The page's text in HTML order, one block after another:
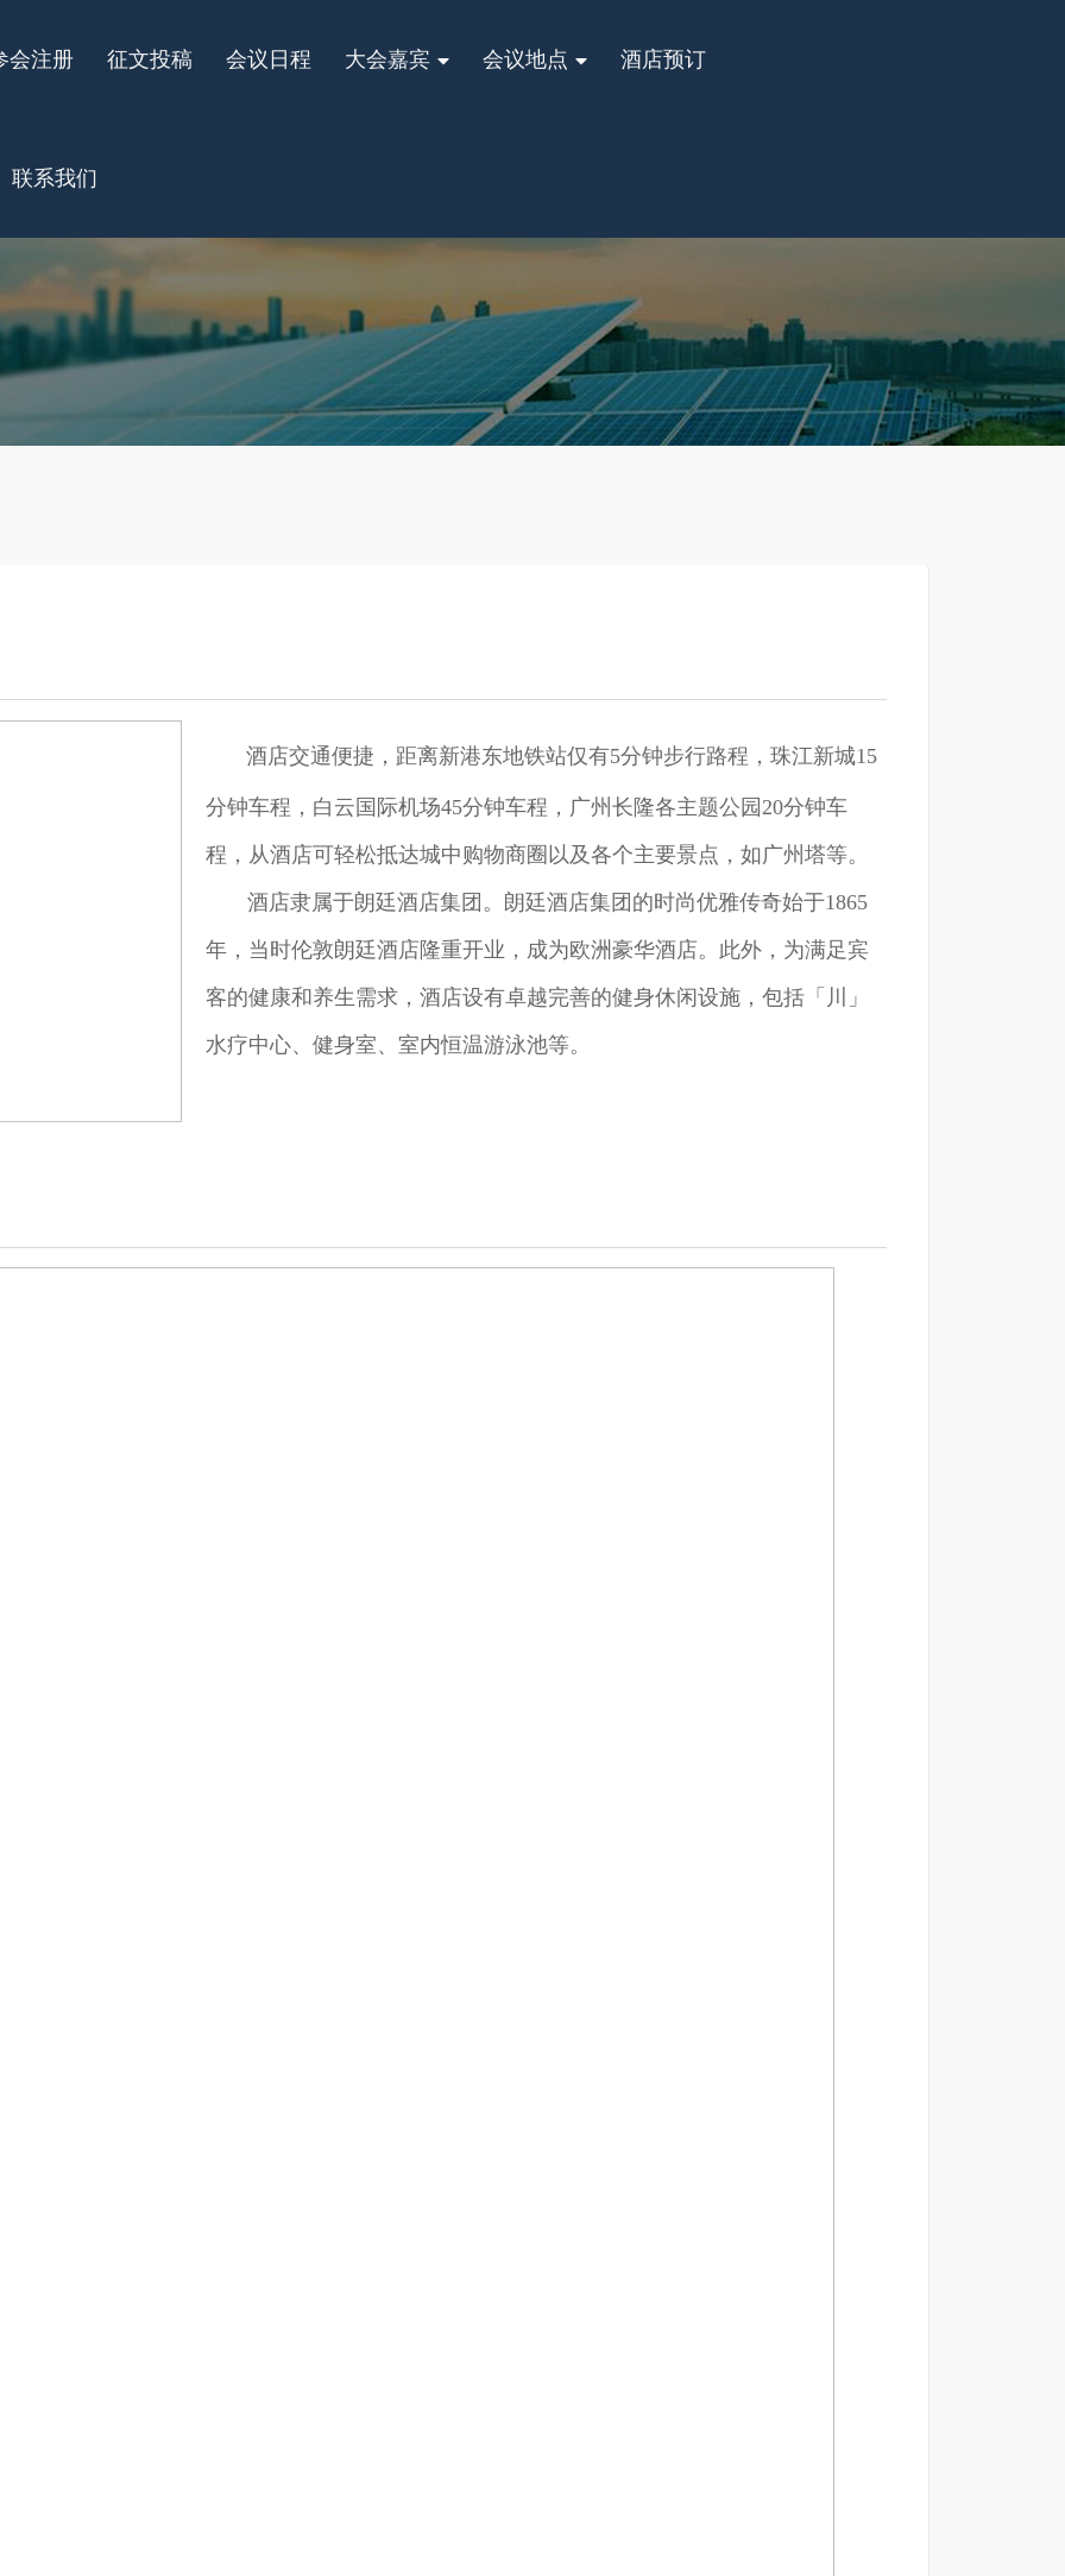
会注册 征文投稿 会议日程 大会嘉宾 会议地点 酒店预订
联系我们
酒店交通便捷，距离新港东地铁站仅有5分钟步行路程，珠江新城15
分钟车程，白云国际机场45分钟车程，广州长隆各主题公园20分钟车
程，从酒店可轻松抵达城中购物商圈以及各个主要景点，如广州塔等。
酒店隶属于朗廷酒店集团。朗廷酒店集团的时尚优雅传奇始于1865
年，当时伦敦朗廷酒店隆重开业，成为欧洲豪华酒店。此外，为满足宾
客的健康和养生需求，酒店设有卓越完善的健身休闲设施，包括「川」
水疗中心、健身室、室内恒温游泳池等。